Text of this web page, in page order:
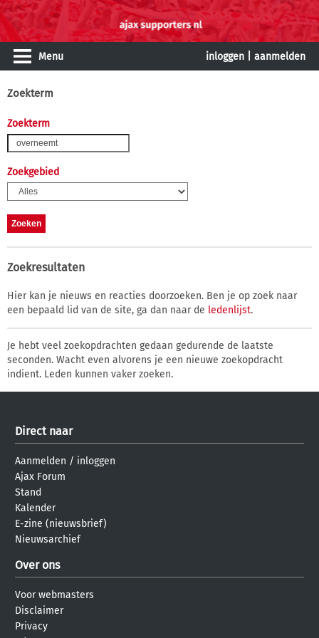
Menu inloggen aanmelden
Zoekterm
Zoekterm
Zoekgebied
Zoekresultaten
Hier kan je nieuws en reacties doorzoeken. Ben je op zoek naar
een bepaald lid van de site, ga dan naar de ledenlijst.
Je hebt veel zoekopdrachten gedaan gedurende de laatste
seconden. Wacht even alvorens je een nieuwe zoekopdracht
indient. Leden kunnen vaker zoeken.
Direct naar
Aanmelden / inloggen
Ajax Forum
Stand
Kalender
E-zine (nieuwsbrief)
Nieuwsarchief
Over ons
Voor webmasters
Disclaimer
Privacy